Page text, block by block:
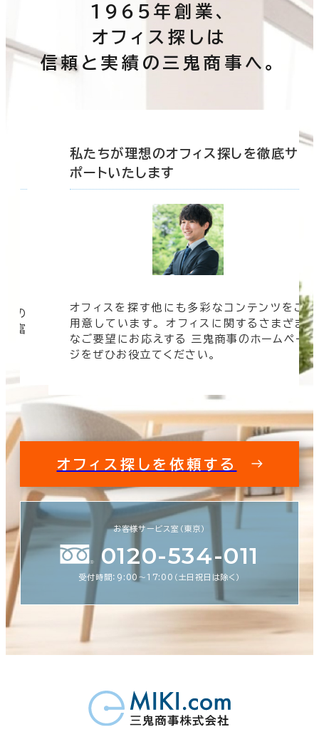
1965年創業、
オフィス探しは
信頼と実績の三鬼商事へ。
の
豊富
私たちが理想のオフィス探しを徹底サ
ポートいたします
オフィスを探す他にも多彩なコンテンツをご
用意しています。 オフィスに関するさまざま
なご要望にお応えする 三鬼商事のホームペー
ジをぜひお役立てください。
オフィス探しを依頼する
お客様サービス室（東京）
0120-534-011
受付時間：9:00〜17:00（土日祝日は除く）